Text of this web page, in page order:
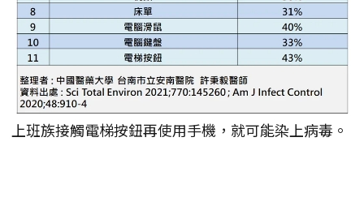
上班族接觸電梯按鈕再使用手機，就可能染上病毒。